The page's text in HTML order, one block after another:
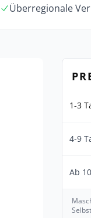
Überregionale
1-3
4-9
Ab